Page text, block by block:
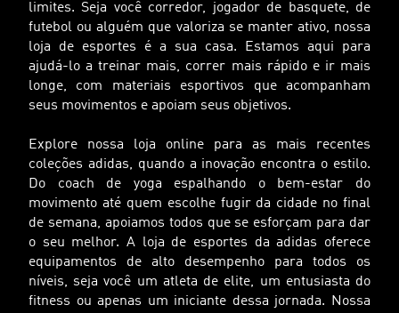
limites. Seja você corredor, jogador de basquete, de
futebol ou alguém que valoriza se manter ativo, nossa
loja de esportes é a sua casa. Estamos aqui para
ajudá-lo a treinar mais, correr mais rápido e ir mais
longe, com materiais esportivos que acompanham
seus movimentos e apoiam seus objetivos.
Explore nossa loja online para as mais recentes
coleções adidas, quando a inovação encontra o estilo.
Do coach de yoga espalhando o bem-estar do
movimento até quem escolhe fugir da cidade no final
de semana, apoiamos todos que se esforçam para dar
o seu melhor. A loja de esportes da adidas oferece
equipamentos de alto desempenho para todos os
níveis, seja você um atleta de elite, um entusiasta do
fitness ou apenas um iniciante dessa jornada. Nossa